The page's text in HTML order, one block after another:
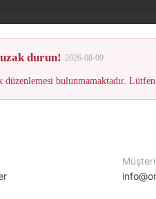
durun! 2026-08-09
bulunmamaktadır.